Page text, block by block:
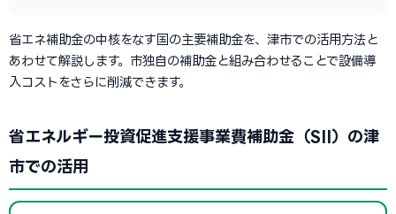
省エネ補助金の中核をなす国の主要補助金を、津市での活用方法と
あわせて解説します。市独自の補助金と組み合わせることで設備導
入コストをさらに削減できます。
省エネルギー投資促進支援事業費補助金（SII）の津
市での活用